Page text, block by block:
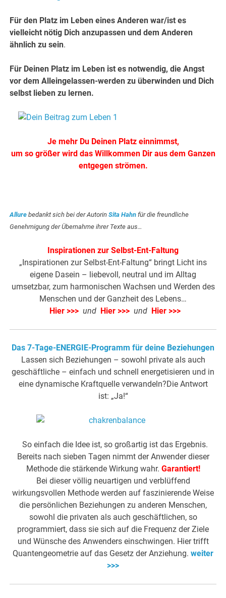
Für den Platz im Leben eines Anderen war/ist es
vielleicht nötig Dich anzupassen und dem Anderen
ähnlich zu sein.
Für Deinen Platz im Leben ist es notwendig, die Angst
vor dem Alleingelassen-werden zu überwinden und Dich
selbst lieben zu lernen.
Je mehr Du Deinen Platz einnimmst,
um so größer wird das Willkommen Dir aus dem Ganzen
entgegen strömen.
Allure bedankt sich bei der AutorinSita Hahn für die freundliche
Genehmigung der Übernahme ihrer Texte aus…
Inspirationen zur Selbst-Ent-Faltung
„Inspirationen zur Selbst-Ent-Faltung“ bringt Licht ins
eigene Dasein – liebevoll, neutral und im Alltag
umsetzbar, zum harmonischen Wachsen und Werden des
Menschen und der Ganzheit des Lebens…
Hier >>> und Hier >>> und Hier >>>
Das 7-Tage-ENERGIE-Programm für deine Beziehungen
Lassen sich Beziehungen – sowohl private als auch
geschäftliche – einfach und schnell energetisieren und in
eine dynamische Kraftquelle verwandeln?Die Antwort
ist: „Ja!“
So einfach die Idee ist, so großartig ist das Ergebnis.
Bereits nach sieben Tagen nimmt der Anwender dieser
Methode die stärkende Wirkung wahr. Garantiert!
Bei dieser völlig neuartigen und verblüffend
wirkungsvollen Methode werden auf faszinierende Weise
die persönlichen Beziehungen zu anderen Menschen,
sowohl die privaten als auch geschäftlichen, so
programmiert, dass sie sich auf die Frequenz der Ziele
und Wünsche des Anwenders einschwingen. Hier trifft
Quantengeometrie auf das Gesetz der Anziehung. weiter
>>>